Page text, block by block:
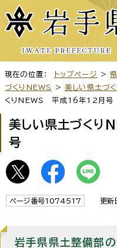
現在の位置： トップページ >
づくりNEWS
>美しい県土づ
くりNEWS 平成16年12月号
美しい県土づく
号
ページ番号1074517 更新
岩手県県土整備部の